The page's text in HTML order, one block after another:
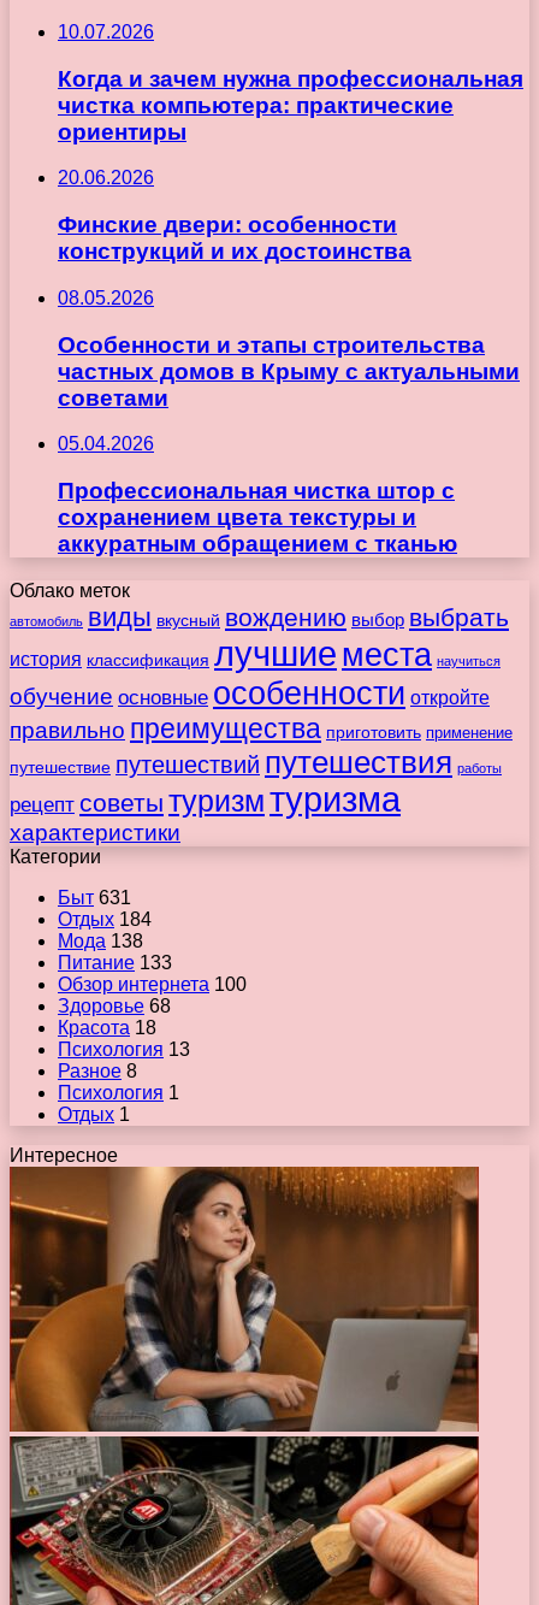
10.07.2026
Когда и зачем нужна профессиональная
чистка компьютера: практические
ориентиры
20.06.2026
Финские двери: особенности
конструкций и их достоинства
08.05.2026
Особенности и этапы строительства
частных домов в Крыму с актуальными
советами
05.04.2026
Профессиональная чистка штор с
сохранением цвета текстуры и
аккуратным обращением с тканью
Облако меток
автомобиль виды вкусный вождению выбор выбрать
история классификация лучшиеместа научиться
обучение основные особенности откройте
правильно преимущества приготовить применение
путешествие путешествий путешествия работы
рецепт советы туризмтуризма
характеристики
Категории
Быт 631
Отдых 184
Мода 138
Питание 133
Обзор интернета 100
Здоровье 68
Красота 18
Психология 13
Разное 8
Психология 1
Отдых 1
Интересное